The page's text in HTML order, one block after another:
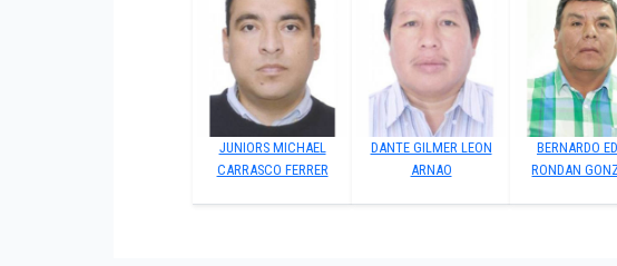
JUNIORS MICHAEL
CARRASCO FERRER
DANTE GILMER LEON
ARNAO
BERNARDO
RONDAN